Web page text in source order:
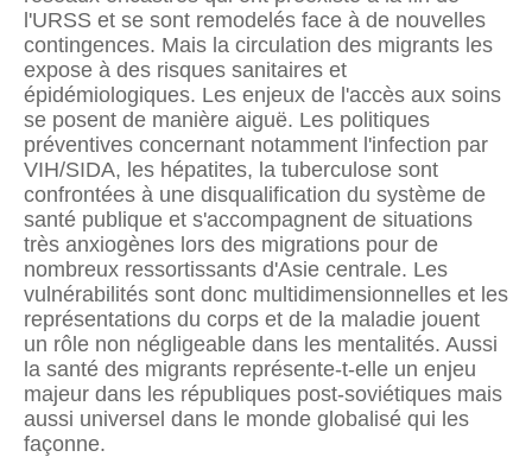
l'URSS et se sont remodelés face à de nouvelles
contingences. Mais la circulation des migrants les
expose à des risques sanitaires et
épidémiologiques. Les enjeux de l'accès aux soins
se posent de manière aiguë. Les politiques
préventives concernant notamment l'infection par
VIH/SIDA, les hépatites, la tuberculose sont
confrontées à une disqualification du système de
santé publique et s'accompagnent de situations
très anxiogènes lors des migrations pour de
nombreux ressortissants d'Asie centrale. Les
vulnérabilités sont donc multidimensionnelles et les
représentations du corps et de la maladie jouent
un rôle non négligeable dans les mentalités. Aussi
la santé des migrants représente-t-elle un enjeu
majeur dans les républiques post-soviétiques mais
aussi universel dans le monde globalisé qui les
façonne.